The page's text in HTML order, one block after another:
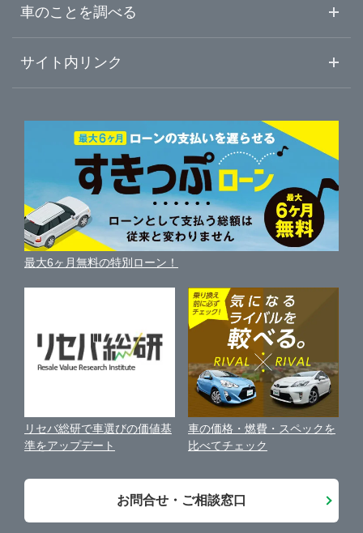
北見・美幌
初めての中古車購入ガイド
中古車人気ランキング
自動車ローンを調べる
ガリバーの自動車ローン
車買い替えの基礎知識
近くのお店で車を探す
車査定・車買取ならガリバー
ガリバーの査定が選ばれる理由
車を売る時よくある質問
便利な査定サービス
中古車買取相場（毎月更新）
車の個人売買ガイド
車のことを調べる
車初心者まとめ
新車・中古車カタログ
車の燃費を調べる
車種別クチコミ
車比較サイト
サイト内リンク
サイトマップ
サイトの使用条件
利用規約
保険代理店業務に関する基本方針
古物営業法に基づく表示
お客様の声
会社案内
最大6ヶ月無料の特別ローン！
リセバ総研で車選びの価値基
準をアップデート
車の価格・燃費・スペックを
比べてチェック
お問合せ・ご相談窓口